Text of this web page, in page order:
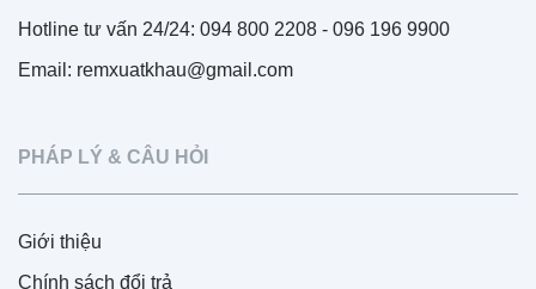
Hotline tư vấn 24/24: 094 800 2208 - 096 196 9900
Email: remxuatkhau@gmail.com
PHÁP LÝ & CÂU HỎI
Giới thiệu
Chính sách đổi trả